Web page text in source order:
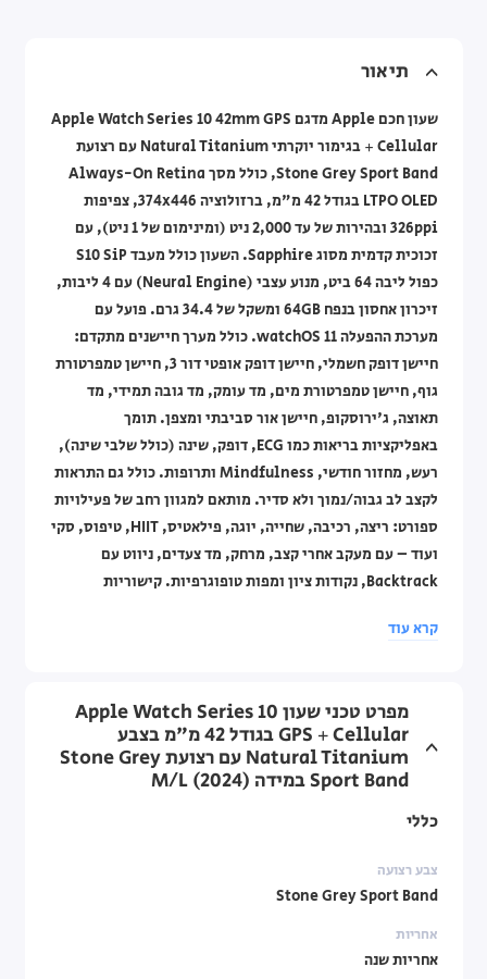
תיאור
שעון חכם Apple מדגם Apple Watch Series 10 42mm GPS
+ Cellular בגימור יוקרתי Natural Titanium עם רצועת
Stone Grey Sport Band, כולל מסך Always-On Retina
LTPO OLED בגודל 42 מ"מ, ברזולוציה 374x446, צפיפות
326ppi ובהירות של עד 2,000 ניט (ומינימום של 1 ניט), עם
זכוכית קדמית מסוג Sapphire. השעון כולל מעבד S10 SiP
כפול ליבה 64 ביט, מנוע עצבי (Neural Engine) עם 4 ליבות,
זיכרון אחסון בנפח 64GB ומשקל של 34.4 גרם. פועל עם
מערכת ההפעלה watchOS 11. כולל מערך חיישנים מתקדם:
חיישן דופק חשמלי, חיישן דופק אופטי דור 3, חיישן טמפרטורת
גוף, חיישן טמפרטורת מים, מד עומק, מד גובה תמידי, מד
תאוצה, ג'ירוסקופ, חיישן אור סביבתי ומצפן. תומך
באפליקציות בריאות כמו ECG, דופק, שינה (כולל שלבי שינה),
רעש, מחזור חודשי, Mindfulness ותרופות. כולל גם התראות
לקצב לב גבוה/נמוך ולא סדיר. מותאם למגוון רחב של פעילויות
ספורט: ריצה, רכיבה, שחייה, יוגה, פילאטיס, HIIT, טיפוס, סקי
ועוד – עם מעקב אחרי קצב, מרחק, מד צעדים, ניווט עם
Backtrack, נקודות ציון ומפות טופוגרפיות. קישוריות
הפטי, כפתור צד, מחוות Double Tap ותמיכה ב-Siri עם עיבוד
מקומי. אחריות לשנה ע"י היבואן הרשמי.
קרא עוד
מפרט טכני שעון Apple Watch Series 10
GPS + Cellular בגודל 42 מ"מ בצבע
Natural Titanium עם רצועת Stone Grey
Sport Band במידה M/L (2024)
כללי
צבע רצועה
Stone Grey Sport Band
אחריות
אחריות שנה